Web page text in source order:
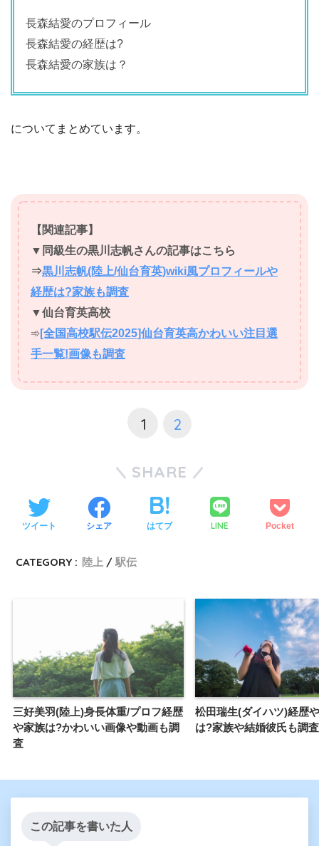
長森結愛のプロフィール
長森結愛の経歴は?
長森結愛の家族は？
についてまとめています。
【関連記事】
▼同級生の黒川志帆さんの記事はこちら
⇒黒川志帆(陸上/仙台育英)wiki風プロフィールや
経歴は?家族も調査
▼仙台育英高校
➾ [全国高校駅伝2025]仙台育英高かわいい注目選
手一覧!画像も調査
1 2
SHARE
ツイート シェア はてブ LINE Pocket
CATEGORY : 陸上 駅伝
三好美羽(陸上)身長体重/プロフ経歴
や家族は?かわいい画像や動画も調
査
松田瑞生(ダイハツ)経歴
は?家族や結婚彼氏も調査
この記事を書いた人